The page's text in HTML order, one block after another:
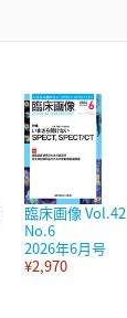
臨床画像 Vol.42
No.6
2026年6月号
¥2,970